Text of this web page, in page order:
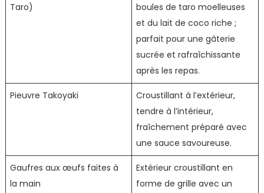
Taro)
boules de taro moelleuses
et du lait de coco riche ;
parfait pour une gâterie
sucrée et rafraîchissante
après les repas.
Pieuvre Takoyaki
Croustillant à l’extérieur,
tendre à l’intérieur,
fraîchement préparé avec
une sauce savoureuse.
Gaufres aux œufs faites à
la main
Extérieur croustillant en
forme de grille avec un